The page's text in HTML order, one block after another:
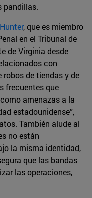
pandillas.
, que es miembro
en el Tribunal de
de Virginia desde
con
de tiendas y de
frecuentes que
amenazas a la
estadounidense”,
También alude al
no están
la misma identidad,
que las bandas
las operaciones,